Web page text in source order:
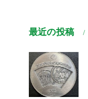
最近の投稿